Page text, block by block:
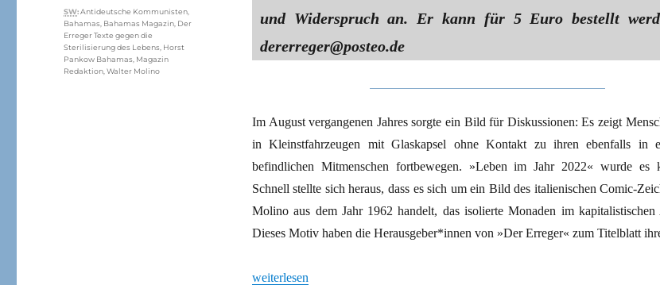
und Widerspruch an. Er kann für 5 Euro bestellt
dererreger@posteo.de
Im August vergangenen Jahres sorgte ein Bild für Diskussionen: Es zeigt
in Kleinstfahrzeugen mit Glaskapsel ohne Kontakt zu ihren ebenfalls in
befindlichen Mitmenschen fortbewegen. »Leben im Jahr 2022« wurde es
Schnell stellte sich heraus, dass es sich um ein Bild des italienischen Comic-
Molino aus dem Jahr 1962 handelt, das isolierte Monaden im
Dieses Motiv haben die Herausgeber*innen von »Der Erreger« zum Titelblatt
„Gegen die Sterilisierung des Lebens“
weiterlesen
Schlagwörter
SW:Antideutsche Kommunisten
Bahamas Bahamas Magazin Der
Erreger Texte gegen die
Sterilisierung des Lebens Horst
Pankow Bahamas Magazin
Redaktion ,Walter Molino